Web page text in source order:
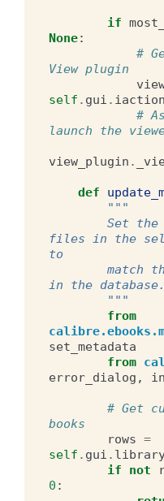
if
None:
#
View plugin
self . gui .
#
launch the
view_plugin .
def
"""
files in the
to
in the database.
        """
from
set_metadata
from
error_dialog ,
# Get
books
rows =
self . gui .
if
not
0 :